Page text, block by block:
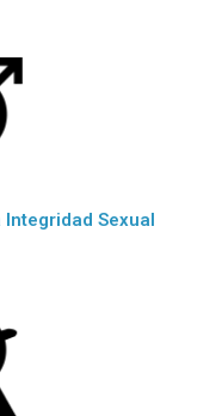
Sexual